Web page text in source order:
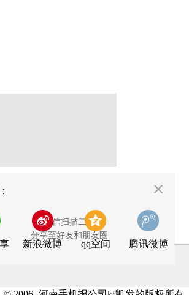
用微信扫描二维码
分享至好友和朋友圈
新浪微博 qq空间 腾讯微博